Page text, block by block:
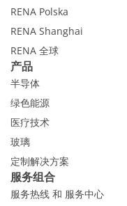
RENA Polska
RENA Shanghai
RENA 全球
产品
半导体
绿色能源
医疗技术
玻璃
定制解决方案
服务组合
服务热线 和 服务中心